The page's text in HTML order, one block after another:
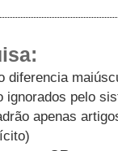
diferencia
ignorados pelo
apenas